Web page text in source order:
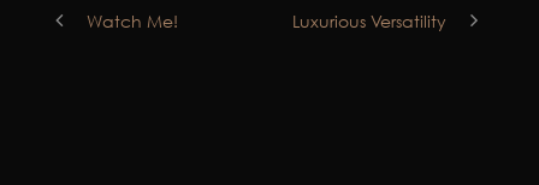
Watch Me! Luxurious Versatility